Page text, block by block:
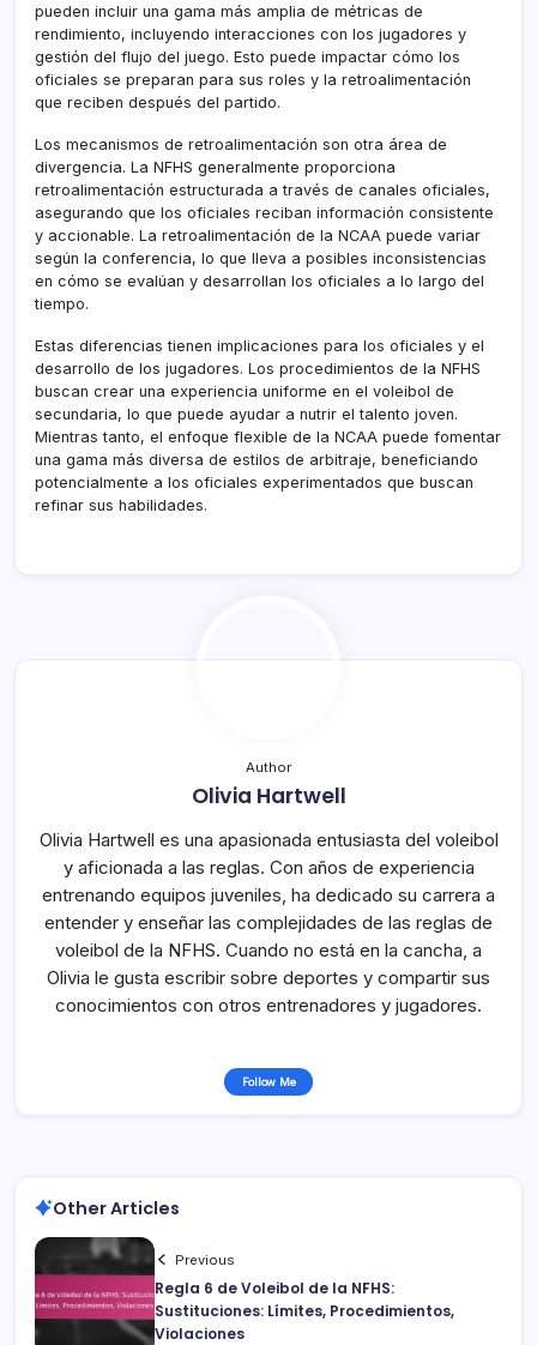
pueden incluir una gama más amplia de métricas de
rendimiento, incluyendo interacciones con los jugadores y
gestión del flujo del juego. Esto puede impactar cómo los
oficiales se preparan para sus roles y la retroalimentación
que reciben después del partido.
Los mecanismos de retroalimentación son otra área de
divergencia. La NFHS generalmente proporciona
retroalimentación estructurada a través de canales oficiales,
asegurando que los oficiales reciban información consistente
y accionable. La retroalimentación de la NCAA puede variar
según la conferencia, lo que lleva a posibles inconsistencias
en cómo se evalúan y desarrollan los oficiales a lo largo del
tiempo.
Estas diferencias tienen implicaciones para los oficiales y el
desarrollo de los jugadores. Los procedimientos de la NFHS
buscan crear una experiencia uniforme en el voleibol de
secundaria, lo que puede ayudar a nutrir el talento joven.
Mientras tanto, el enfoque flexible de la NCAA puede fomentar
una gama más diversa de estilos de arbitraje, beneficiando
potencialmente a los oficiales experimentados que buscan
refinar sus habilidades.
Author
Olivia Hartwell
Olivia Hartwell es una apasionada entusiasta del voleibol
y aficionada a las reglas. Con años de experiencia
entrenando equipos juveniles, ha dedicado su carrera a
entender y enseñar las complejidades de las reglas de
voleibol de la NFHS. Cuando no está en la cancha, a
Olivia le gusta escribir sobre deportes y compartir sus
conocimientos con otros entrenadores y jugadores.
Follow Me
Other Articles
Previous
Regla 6 de Voleibol de la NFHS:
Sustituciones: Límites, Procedimientos,
Violaciones